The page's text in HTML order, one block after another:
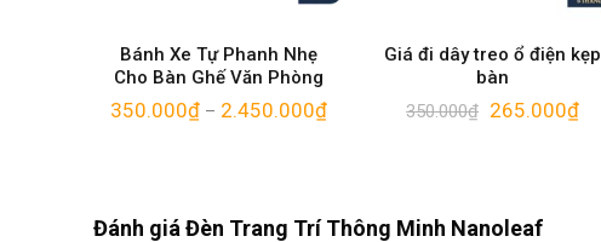
Bánh Xe Tự Phanh Nhẹ
Cho Bàn Ghế Văn Phòng
350.000₫– 2.450.000₫
Giá đi dây treo ổ điện kẹp
bàn
350.000₫ 265.000₫
Đánh giá Đèn Trang Trí Thông Minh Nanoleaf